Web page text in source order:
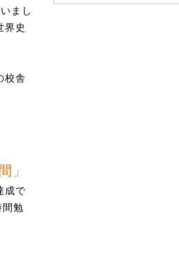
まし
界史
校舎
」
成で
勉